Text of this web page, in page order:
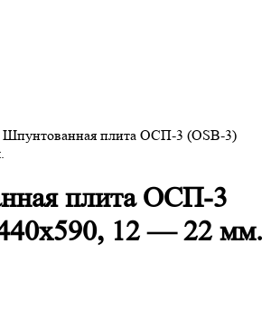
Шпунтованная плита ОСП-3 (OSB-3)
плита ОСП-3
12 — 22 мм.